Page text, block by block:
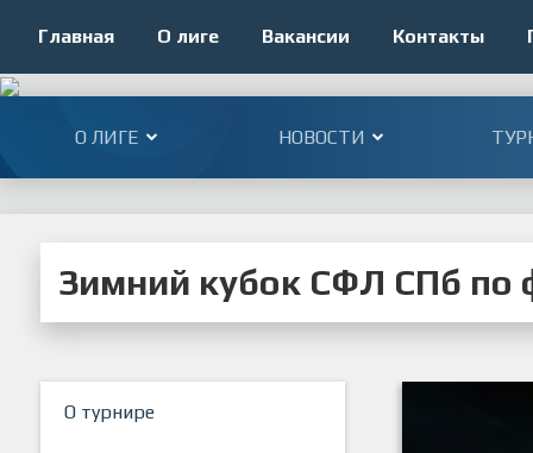
Главная О лиге Вакансии Контакты
О ЛИГЕ НОВОСТИ
Зимний кубок СФЛ СПб по
О турнире